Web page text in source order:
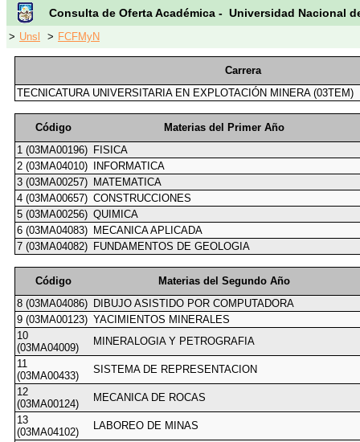
Consulta de Oferta Académica - Universidad Nacional
> Unsl > FCFMyN
Carrera
TECNICATURA UNIVERSITARIA EN EXPLOTACIÓN MINERA (03TEM)
Código
Materias del Primer Año
1 (03MA00196) FISICA
2 (03MA04010)
INFORMATICA
3 (03MA00257) MATEMATICA
4 (03MA00657) CONSTRUCCIONES
5 (03MA00256) QUIMICA
6 (03MA04083) MECANICA APLICADA
7 (03MA04082) FUNDAMENTOS DE GEOLOGIA
Código
Materias del Segundo Año
8 (03MA04086) DIBUJO ASISTIDO POR COMPUTADORA
9 (03MA00123) YACIMIENTOS MINERALES
10
(03MA04009)
MINERALOGIA Y PETROGRAFIA
11
(03MA00433)
SISTEMA DE REPRESENTACION
12
(03MA00124)
MECANICA DE ROCAS
13
(03MA04102)
LABOREO DE MINAS